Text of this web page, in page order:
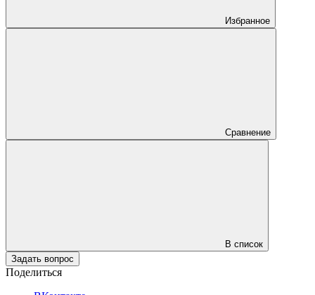
Избранное
Сравнение
В список
Задать вопрос
Поделиться